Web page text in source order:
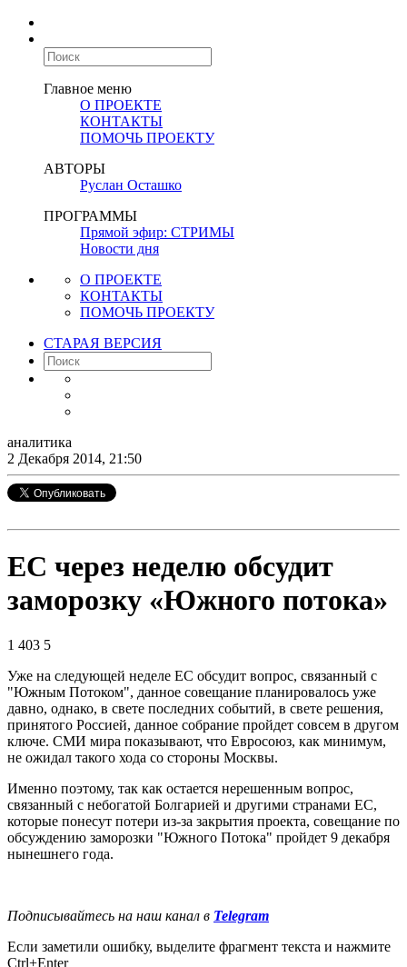
Главное меню
О ПРОЕКТЕ
КОНТАКТЫ
ПОМОЧЬ ПРОЕКТУ
АВТОРЫ
Руслан Осташко
ПРОГРАММЫ
Прямой эфир: СТРИМЫ
Новости дня
О ПРОЕКТЕ
КОНТАКТЫ
ПОМОЧЬ ПРОЕКТУ
СТАРАЯ ВЕРСИЯ
аналитика
2 Декабря 2014, 21:50
ЕС через неделю обсудит
заморозку «Южного потока»
1 403 5
Уже на следующей неделе ЕС обсудит вопрос, связанный с
"Южным Потоком", данное совещание планировалось уже
давно, однако, в свете последних событий, в свете решения,
принятого Россией, данное собрание пройдет совсем в другом
ключе. СМИ мира показывают, что Евросоюз, как минимум,
не ожидал такого хода со стороны Москвы.
Именно поэтому, так как остается нерешенным вопрос,
связанный с небогатой Болгарией и другими странами ЕС,
которые понесут потери из-за закрытия проекта, совещание по
обсуждению заморозки "Южного Потока" пройдет 9 декабря
нынешнего года.
Подписывайтесь на наш канал в Telegram
Если заметили ошибку, выделите фрагмент текста и нажмите
Ctrl+Enter